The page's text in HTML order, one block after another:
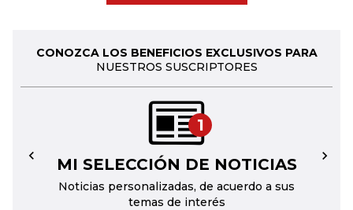
CONOZCA LOS BENEFICIOS EXCLUSIVOS PARA
NUESTROS SUSCRIPTORES
1
MI SELECCIÓN DE NOTICIAS
Noticias personalizadas, de acuerdo a sus
temas de interés
← →